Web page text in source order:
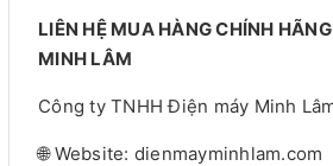
LIÊN HỆ MUA HÀNG CHÍNH
MINH LÂM
Công ty TNHH Điện máy Minh
🌐 Website: dienmayminhlam.com